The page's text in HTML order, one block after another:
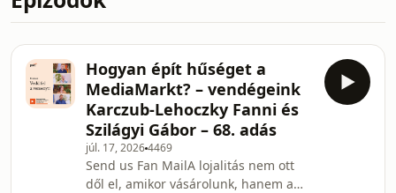
Hogyan épít hűséget a
MediaMarkt? – vendégeink
Karczub-Lehoczky Fanni és
Szilágyi Gábor – 68. adás
júl. 17, 20264469
Send us Fan MailA lojalitás nem ott
dől el, amikor vásárolunk, hanem a